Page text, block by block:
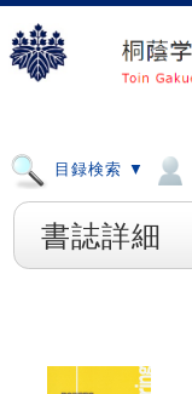
目録検索 ▼
書誌詳細